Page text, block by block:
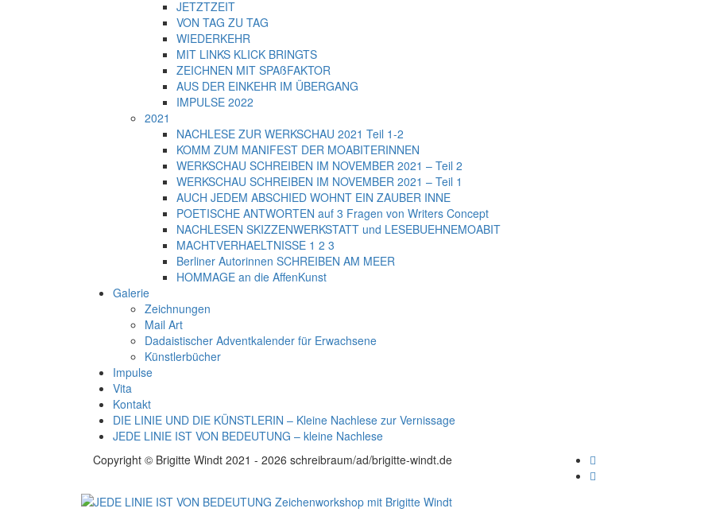
JETZTZEIT
VON TAG ZU TAG
WIEDERKEHR
MIT LINKS KLICK BRINGTS
ZEICHNEN MIT SPAßFAKTOR
AUS DER EINKEHR IM ÜBERGANG
IMPULSE 2022
2021
NACHLESE ZUR WERKSCHAU 2021 Teil 1-2
KOMM ZUM MANIFEST DER MOABITERINNEN
WERKSCHAU SCHREIBEN IM NOVEMBER 2021 – Teil 2
WERKSCHAU SCHREIBEN IM NOVEMBER 2021 – Teil 1
AUCH JEDEM ABSCHIED WOHNT EIN ZAUBER INNE
POETISCHE ANTWORTEN auf 3 Fragen von Writers Concept
NACHLESEN SKIZZENWERKSTATT und LESEBUEHNEMOABIT
MACHTVERHAELTNISSE 1 2 3
Berliner Autorinnen SCHREIBEN AM MEER
HOMMAGE an die AffenKunst
Galerie
Zeichnungen
Mail Art
Dadaistischer Adventkalender für Erwachsene
Künstlerbücher
Impulse
Vita
Kontakt
DIE LINIE UND DIE KÜNSTLERIN – Kleine Nachlese zur Vernissage
JEDE LINIE IST VON BEDEUTUNG – kleine Nachlese
Copyright © Brigitte Windt 2021 - 2026 schreibraum/ad/brigitte-windt.de